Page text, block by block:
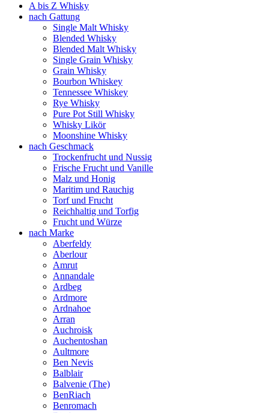
A bis Z Whisky
nach Gattung
Single Malt Whisky
Blended Whisky
Blended Malt Whisky
Single Grain Whisky
Grain Whisky
Bourbon Whiskey
Tennessee Whiskey
Rye Whisky
Pure Pot Still Whisky
Whisky Likör
Moonshine Whisky
nach Geschmack
Trockenfrucht und Nussig
Frische Frucht und Vanille
Malz und Honig
Maritim und Rauchig
Torf und Frucht
Reichhaltig und Torfig
Frucht und Würze
nach Marke
Aberfeldy
Aberlour
Amrut
Annandale
Ardbeg
Ardmore
Ardnahoe
Arran
Auchroisk
Auchentoshan
Aultmore
Ben Nevis
Balblair
Balvenie (The)
BenRiach
Benromach